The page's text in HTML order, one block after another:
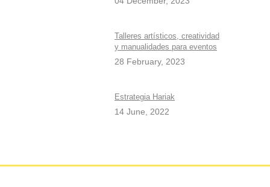
Talleres artísticos, creatividad
y manualidades para eventos
28 February, 2023
Estrategia Hariak
14 June, 2022